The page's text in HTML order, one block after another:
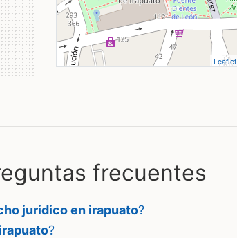
Leaflet
frecuentes
juridico en irapuato?
?